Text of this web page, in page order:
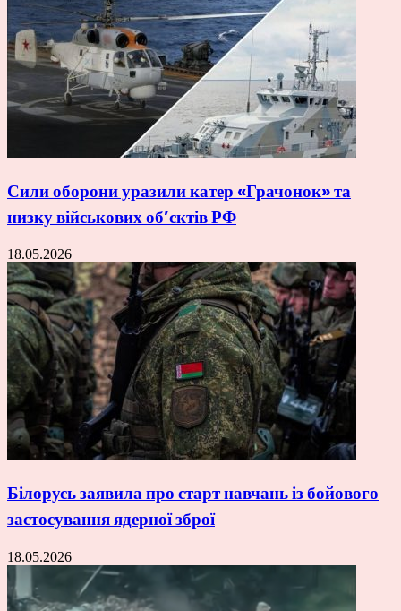
Сили оборони уразили катер «Грачонок» та
низку військових об’єктів РФ
18.05.2026
Білорусь заявила про старт навчань із бойового
застосування ядерної зброї
18.05.2026